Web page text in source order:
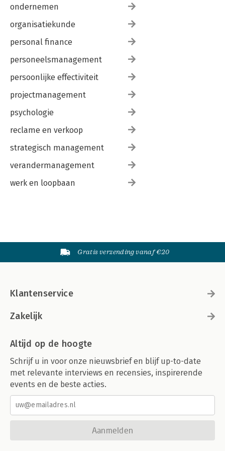
ondernemen
organisatiekunde
personal finance
personeelsmanagement
persoonlijke effectiviteit
projectmanagement
psychologie
reclame en verkoop
strategisch management
verandermanagement
werk en loopbaan
Gratis verzending vanaf €20
Klantenservice
Zakelijk
Altijd op de hoogte
Schrijf u in voor onze nieuwsbrief en blijf up-to-date
met relevante interviews en recensies, inspirerende
events en de beste acties.
Aanmelden